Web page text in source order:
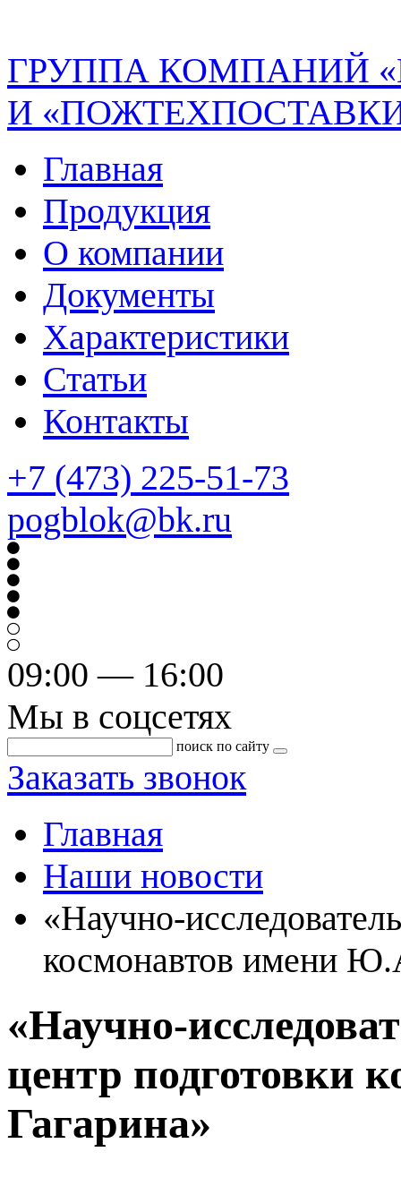
ГРУППА КОМПАНИЙ
И
Главная
Продукция
О компании
Документы
Характеристики
Статьи
Контакты
+7 (473) 225-51-73
pogblok@bk.ru
09:00 — 16:00
Мы в соцсетях
поиск по сайту
Заказать звонок
Главная
Наши новости
«Научно-
космонавтов имени
«Научно-
центр подготовки
Гагарина»